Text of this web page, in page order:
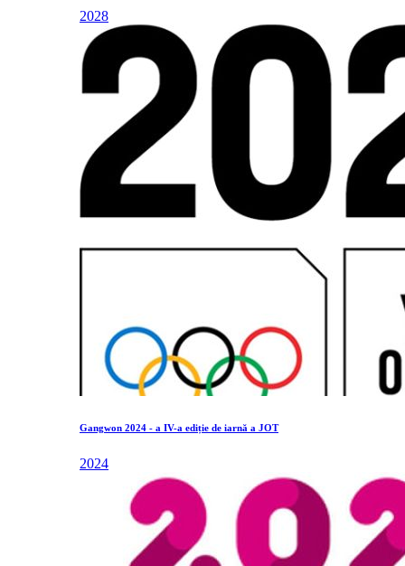
2028
Gangwon 2024 - a IV-a ediție de iarnă a JOT
2024